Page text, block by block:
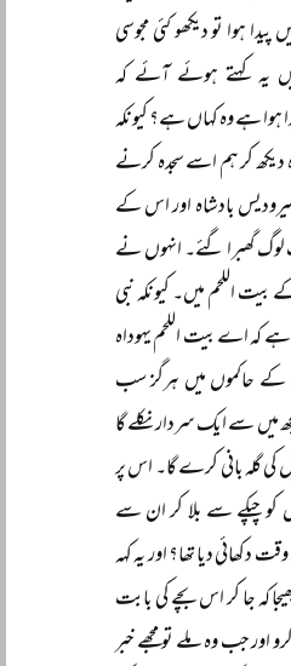
ہوا تو دیکھو کئی مجوسی
یہ کہتے ہوئے آئے کہ
ہوا ہے وہ کہاں ہے؟ کیونکہ
کر ہم اسے سجدہ کرنے
بادشاہ اور اس کے
گھبرا گئے۔ انہوں نے
اللحم میں۔ کیونکہ نبی
کہ اے بیت اللحم یہوداہ
کے حاکموں میں ہرگز سب
میں سے ایک سردار نکلے گا
گلہ بانی کرے گا۔ اس پر
چپکے سے بلا کر ان سے
دکھائی دیا تھا؟ اور یہ کہہ
کہ جا کر اس بچے کی بابت
جب وہ ملے تو مجھے خبر